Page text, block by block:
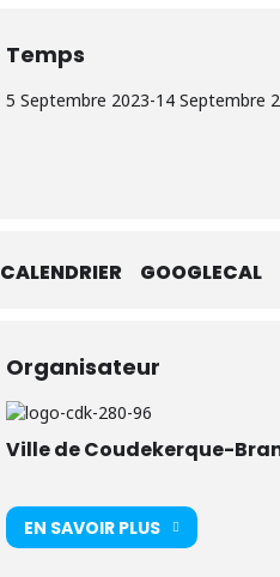
Temps
5 Septembre 2023-14 Septembre
CALENDRIER GOOGLECAL
Organisateur
Ville de Coudekerque-
EN SAVOIR PLUS